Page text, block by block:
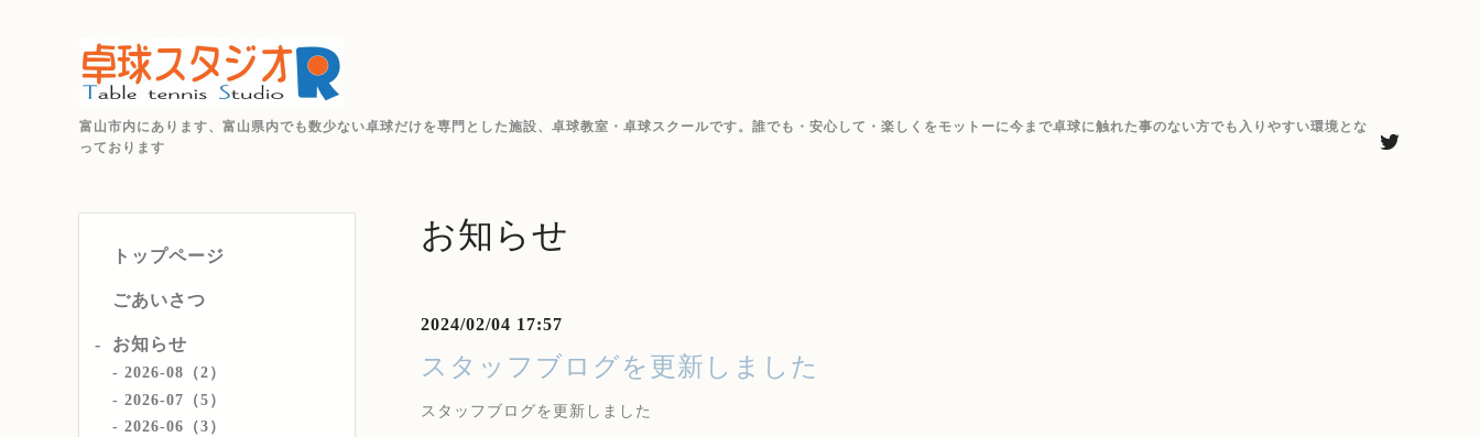
富山市内にあります、富山県内でも数少ない卓球だけを専門とした施設、卓球教室・卓球スクールです。誰でも・安心して・楽しくをモットーに今まで卓球に触れた事のない方でも入りやすい環境とな
っております
トップページ
ごあいさつ
お知らせ
2026-08（2）
2026-07（5）
2026-06（3）
お知らせ
2024/02/04 17:57
スタッフブログを更新しました
スタッフブログを更新しました